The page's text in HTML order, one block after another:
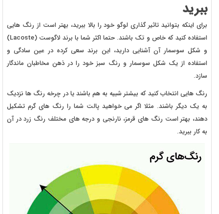
ببرید
برای اینکه بتوانید تاثیر گذاری لوگو خود را بالا ببرید، بهتر است از رنگ هایی
استفاده کنید که خاص و تک باشند. حتما اکثر شما با برند لاگوست (Lacoste)
و شکل سوسمار آن آشنایی دارید، این برند سعی کرده در عین سادگی و
استفاده از یک شکل سوسمار و رنگ سبز خود را در ذهن مخاطبان ماندگار
سازد.
رنگ هایی انتخاب کنید که بیشتر شبیه به هم باشند یا در چرخه رنگ ها نزدیک
به یک دیگر باشند. مثلا اگر می خواهید پالت شما را رنگ های گرم تشکیل
دهند، بهتر است رنگ های قرمز، نارنجی و درجه های مختلف رنگ زرد در آن
به کار ببرید.